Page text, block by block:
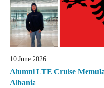
Berita
Alumni LTE Cruise
10 June 2026
Alumni LTE Cruise
Albania